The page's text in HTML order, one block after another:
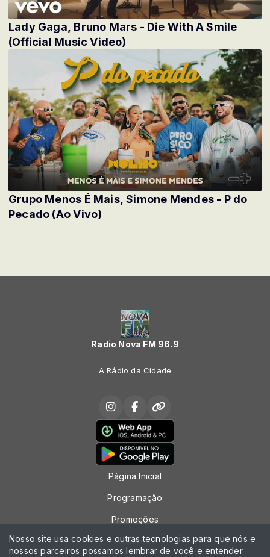
Lady Gaga, Bruno Mars - Die With A Smile
(Official Music Video)
Grupo Menos É Mais, Simone Mendes - P do
Pecado (Ao Vivo)
Radio Nova FM 96.9
A Rádio da Cidade
Página Inicial
Programação
Promoções
Locutores
Nosso site usa cookies e outras tecnologias para que nós e
nossos parceiros possamos lembrar de você e entender